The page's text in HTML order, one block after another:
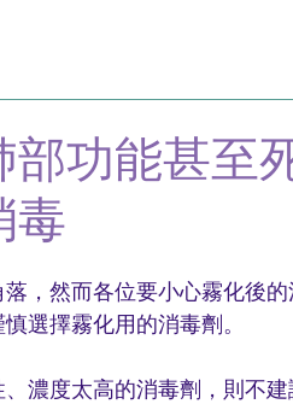
功能甚至
毒
，然而各位要小心霧化後
選擇霧化用的消毒劑。
濃度太高的消毒劑，則不